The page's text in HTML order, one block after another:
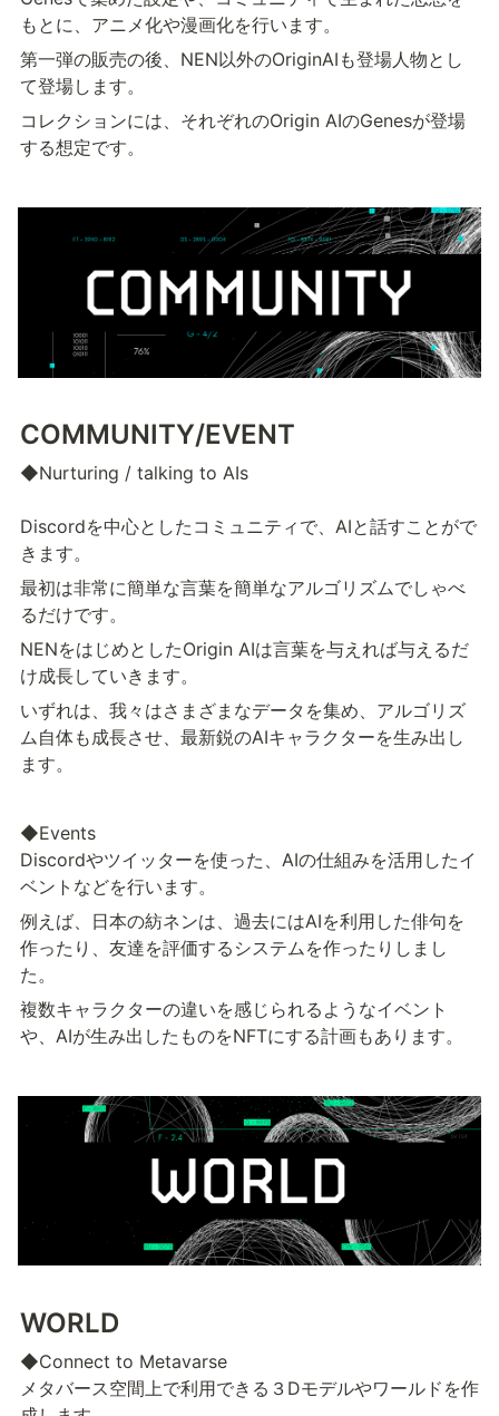
もとに、アニメ化や漫画化を行います。
第一弾の販売の後、NEN以外のOriginAIも登場人物とし
て登場します。
コレクションには、それぞれのOrigin AIのGenesが登場
する想定です。
COMMUNITY/EVENT
◆Nurturing / talking to AIs
Discordを中心としたコミュニティで、AIと話すことがで
きます。
最初は非常に簡単な言葉を簡単なアルゴリズムでしゃべ
るだけです。
NENをはじめとしたOrigin AIは言葉を与えれば与えるだ
け成長していきます。
いずれは、我々はさまざまなデータを集め、アルゴリズ
ム自体も成長させ、最新鋭のAIキャラクターを生み出し
ます。
◆Events
Discordやツイッターを使った、AIの仕組みを活用したイ
ベントなどを行います。
例えば、日本の紡ネンは、過去にはAIを利用した俳句を
作ったり、友達を評価するシステムを作ったりしまし
た。
複数キャラクターの違いを感じられるようなイベント
や、AIが生み出したものをNFTにする計画もあります。
WORLD
◆Connect to Metavarse
メタバース空間上で利用できる３Dモデルやワールドを作